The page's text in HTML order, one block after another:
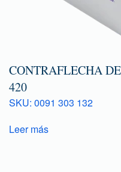
CONTRAFLECHA
420
SKU: 0091 303 132
Leer más